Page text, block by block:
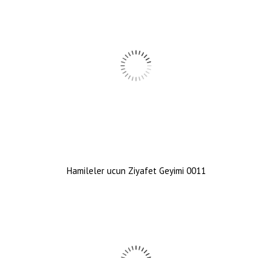
Hamileler ucun Ziyafet Geyimi 0011